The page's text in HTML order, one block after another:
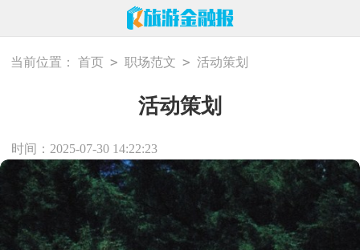
当前位置： 首页 > 职场范文 > 活动策划
活动策划
时间：2025-07-30 14:22:23